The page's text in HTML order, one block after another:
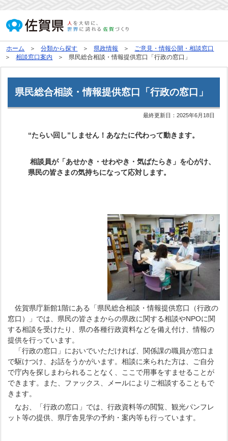
ホーム 分類から探す 県政情報
ご意見・情報公開・相談窓口
相談窓口案内
県民総合相談・情報提供窓口「行政の窓口」
県民総合相談・情報提供窓口「行政の窓口」
最終更新日：2025年6月18日
“たらい回し”しません！あなたに代わって動きます。
相談員が「あせかき・せわやき・気ばたらき」を心がけ、
県民の皆さまの気持ちになって応対します。
佐賀県庁新館1階にある「県民総合相談・情報提供窓口（行政の
窓口）」では、県民の皆さまからの県政に関する相談やNPOに関
する相談を受けたり、県の各種行政資料などを備え付け、情報の
提供を行っています。
「行政の窓口」においでいただければ、関係課の職員が窓口ま
で駆けつけ、お話をうかがいます。相談に来られた方は、ご自分
で庁内を探しまわられることなく、ここで用事をすませることが
できます。また、ファックス、メールによりご相談することもで
きます。
なお、「行政の窓口」では、行政資料等の閲覧、観光パンフレ
ット等の提供、県庁舎見学の予約・案内等も行っています。